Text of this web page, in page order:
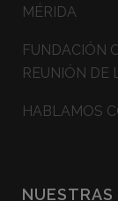
MÉRIDA
FUNDACIÓN
REUNIÓN DE
HABLAMOS
NUESTRAS